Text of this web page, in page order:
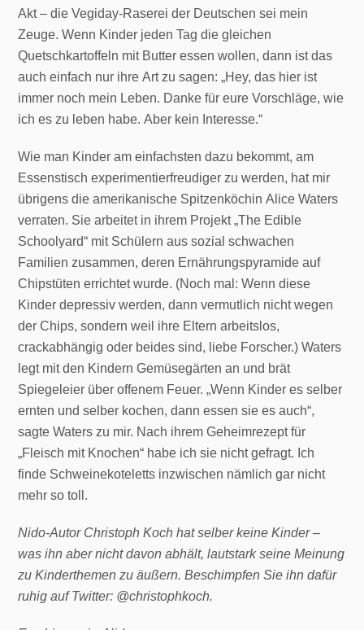
Akt – die Vegiday-Raserei der Deutschen sei mein
Zeuge. Wenn Kinder jeden Tag die gleichen
Quetschkartoffeln mit Butter essen wollen, dann ist das
auch einfach nur ihre Art zu sagen: „Hey, das hier ist
immer noch mein Leben. Danke für eure Vorschläge, wie
ich es zu leben habe. Aber kein Interesse.“
Wie man Kinder am einfachsten dazu bekommt, am
Essenstisch experimentierfreudiger zu werden, hat mir
übrigens die amerikanische Spitzenköchin Alice Waters
verraten. Sie arbeitet in ihrem Projekt „The Edible
Schoolyard“ mit Schülern aus sozial schwachen
Familien zusammen, deren Ernährungspyramide auf
Chipstüten errichtet wurde. (Noch mal: Wenn diese
Kinder depressiv werden, dann vermutlich nicht wegen
der Chips, sondern weil ihre Eltern arbeitslos,
crackabhängig oder beides sind, liebe Forscher.) Waters
legt mit den Kindern Gemüsegärten an und brät
Spiegeleier über offenem Feuer. „Wenn Kinder es selber
ernten und selber kochen, dann essen sie es auch“,
sagte Waters zu mir. Nach ihrem Geheimrezept für
„Fleisch mit Knochen“ habe ich sie nicht gefragt. Ich
finde Schweinekoteletts inzwischen nämlich gar nicht
mehr so toll.
Nido-Autor Christoph Koch hat selber keine Kinder –
was ihn aber nicht davon abhält, lautstark seine Meinung
zu Kinderthemen zu äußern. Beschimpfen Sie ihn dafür
ruhig auf Twitter: @christophkoch.